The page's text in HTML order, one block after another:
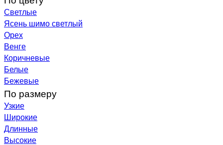
Светлые
Ясень шимо светлый
Орех
Венге
Коричневые
Белые
Бежевые
По размеру
Узкие
Широкие
Длинные
Высокие